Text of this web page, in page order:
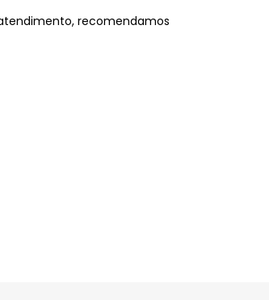
recomendamos